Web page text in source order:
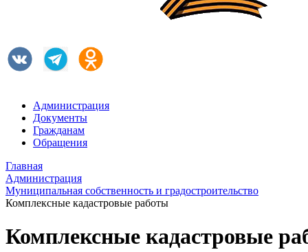
Администрация
Документы
Гражданам
Обращения
Главная
Администрация
Муниципальная собственность и градостроительство
Комплексные кадастровые работы
Комплексные кадастровые